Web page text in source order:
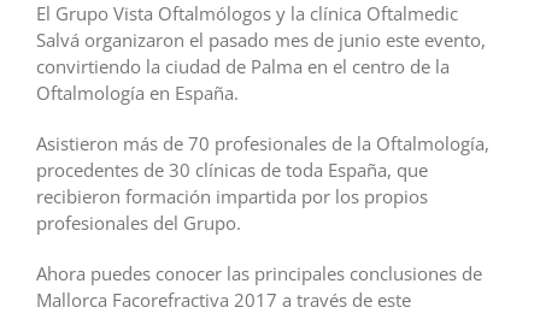
El Grupo Vista Oftalmólogos y la clínica Oftalmedic
Salvá organizaron el pasado mes de junio este evento,
convirtiendo la ciudad de Palma en el centro de la
Oftalmología en España.
Asistieron más de 70 profesionales de la Oftalmología,
procedentes de 30 clínicas de toda España, que
recibieron formación impartida por los propios
profesionales del Grupo.
Ahora puedes conocer las principales conclusiones de
Mallorca Facorefractiva 2017 a través de este